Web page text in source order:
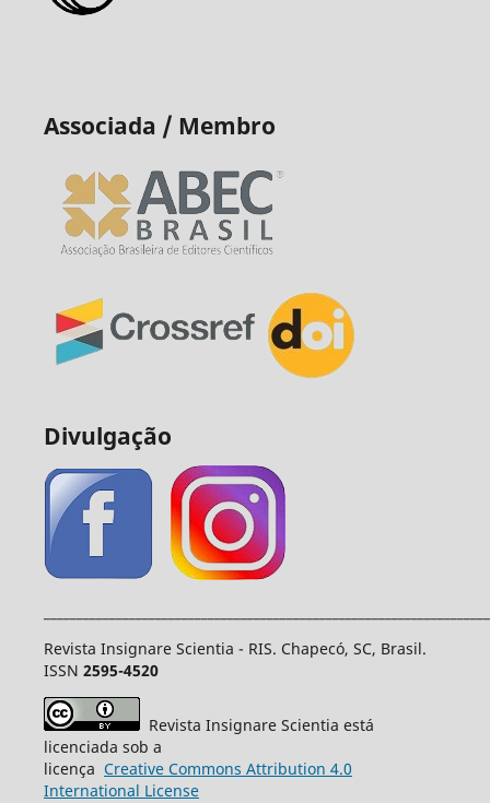
Associada / Membro
Divulgação
Revista Insignare Scientia - RIS. Chapecó, SC, Brasil.
ISSN 2595-4520
Revista Insignare Scientia está
licenciada sob a
licença Creative Commons Attribution 4.0
International License